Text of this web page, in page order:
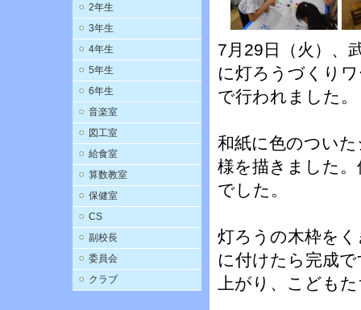
2年生
3年生
4年生
5年生
6年生
音楽室
図工室
給食室
算数教室
保健室
CS
副校長
委員会
クラブ
7月29日（火）、
に灯ろうづくり
で行われました。
和紙に色のつい
様を描きました
でした。
灯ろうの木枠を
に付けたら完成
上がり、こども